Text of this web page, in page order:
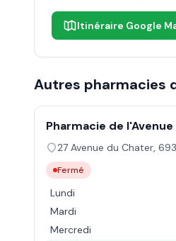
Itinéraire Google
Autres pharmacies
Pharmacie de l'Avenue
27 Avenue du Chater,
Fermé
Lundi
Mardi
Mercredi